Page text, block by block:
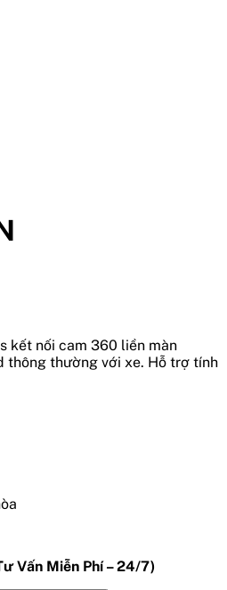
kết nối cam 360 liền màn
thông thường với xe. Hỗ trợ tính
Vấn Miễn Phí – 24/7)